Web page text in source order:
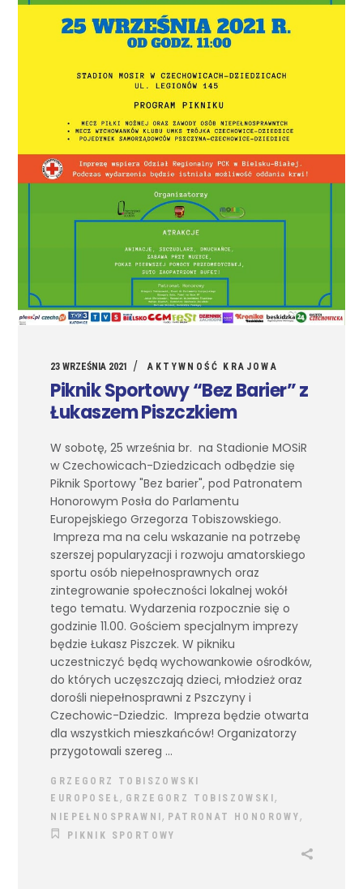
23 WRZEŚNIA 2021 AKTYWNOŚĆ KRAJOWA
Piknik Sportowy “Bez Barier” z
Łukaszem Piszczkiem
W sobotę, 25 września br. na Stadionie MOSiR
w Czechowicach-Dziedzicach odbędzie się
Piknik Sportowy "Bez barier", pod Patronatem
Honorowym Posła do Parlamentu
Europejskiego Grzegorza Tobiszowskiego.
Impreza ma na celu wskazanie na potrzebę
szerszej popularyzacji i rozwoju amatorskiego
sportu osób niepełnosprawnych oraz
zintegrowanie społeczności lokalnej wokół
tego tematu. Wydarzenia rozpocznie się o
godzinie 11.00. Gościem specjalnym imprezy
będzie Łukasz Piszczek. W pikniku
uczestniczyć będą wychowankowie ośrodków,
do których uczęszczają dzieci, młodzież oraz
dorośli niepełnosprawni z Pszczyny i
Czechowic-Dziedzic. Impreza będzie otwarta
dla wszystkich mieszkańców! Organizatorzy
przygotowali szereg
GRZEGORZ TOBISZOWSKI
EUROPOSEŁ, GRZEGORZ TOBISZOWSKI,
NIEPEŁNOSPRAWNI, PATRONAT HONOROWY,
PIKNIK SPORTOWY